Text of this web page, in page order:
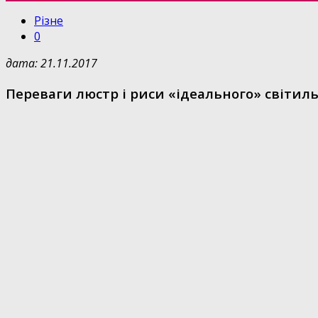
Різне
0
дата: 21.11.2017
Переваги люстр і риси «ідеального»